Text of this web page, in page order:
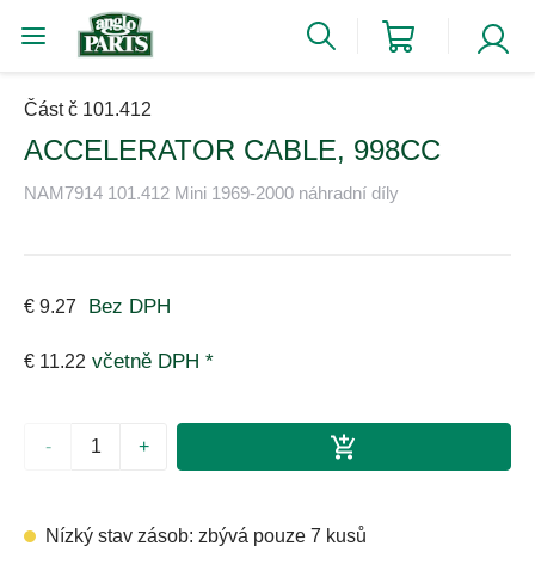
Část č 101.412
ACCELERATOR CABLE, 998CC
NAM7914 101.412 Mini 1969-2000 náhradní díly
€ 9.27 Bez DPH
€ 11.22 včetně DPH *
- +
Nízký stav zásob: zbývá pouze 7 kusů